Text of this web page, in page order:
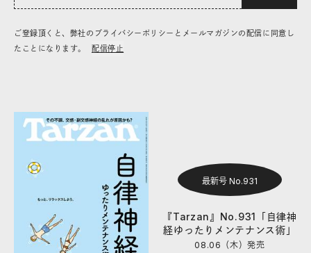
ご登録頂くと、弊社のプライバシーポリシーとメールマガジンの配信に同意し
たことになります。
配信停止
最新号 No.931
『Tarzan』No.931「自律神
経ゆったりメンテナンス術」
08.06（木）発売